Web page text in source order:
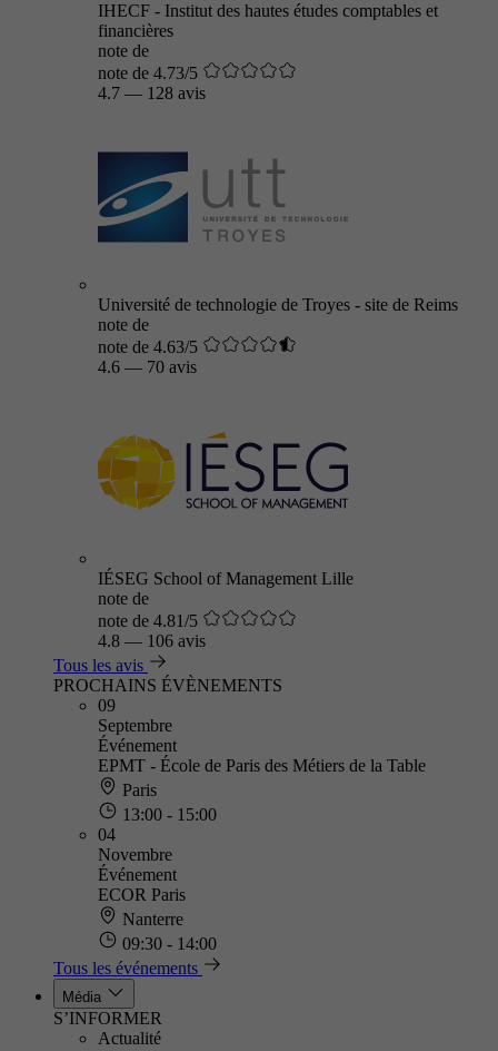
IHECF - Institut des hautes études comptables et
financières
note de
note de 4.73/5
4.7 — 128 avis
Université de technologie de Troyes - site de Reims
note de
note de 4.63/5
4.6 — 70 avis
IÉSEG School of Management Lille
note de
note de 4.81/5
4.8 — 106 avis
Tous les avis
PROCHAINS ÉVÈNEMENTS
09
Septembre
Événement
EPMT - École de Paris des Métiers de la Table
Paris
13:00 - 15:00
04
Novembre
Événement
ECOR Paris
Nanterre
09:30 - 14:00
Tous les événements
Média
S’INFORMER
Actualité